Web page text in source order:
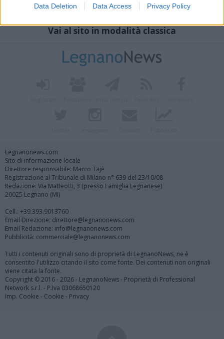
Data Deletion Data Access Privacy Policy
Vai al sito in modalità classica
Legnanonews.com
Sito di informazione locale
Direttore responsabile: Marco Tajè
Registrazione al Tribunale di Milano n° 639 del 23/10/08
Redazione: Via Matteotti, 3 (presso Famiglia Legnanese)
20025 Legnano (MI)
Cell.: +39.393.9013760
Email Direzione: direttore@legnanonews.com
Email Redazione: info@legnanonews.com
Pubblicità: commerciale@legnanonews.com
Tutti i contenuti originali sono di proprietà di LegnanoNews, ne è
consentito l'utilizzo citando il sito come fonte. Dei contenuti non originali
viene citata la fonte.
Copyright © 2016 - 2026 - LegnanoNews - Proprietà di Professional
Network s.r.l. - P.Iva 03068650120
Imp. Cookie - Cookie - Privacy